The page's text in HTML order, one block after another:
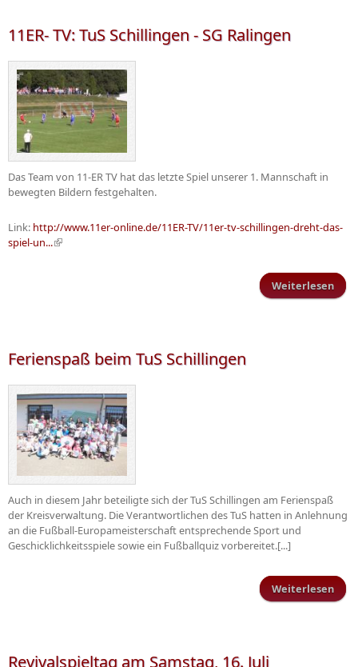
11ER- TV: TuS Schillingen - SG Ralingen
Das Team von 11-ER TV hat das letzte Spiel unserer 1. Mannschaft in
bewegten Bildern festgehalten.
Link: http://www.11er-online.de/11ER-TV/11er-tv-schillingen-dreht-das-
spiel-un...(Link ist extern)
Weiterlesen
Ferienspaß beim TuS Schillingen
Auch in diesem Jahr beteiligte sich der TuS Schillingen am Ferienspaß
der Kreisverwaltung. Die Verantwortlichen des TuS hatten in Anlehnung
an die Fußball-Europameisterschaft entsprechende Sport und
Geschicklichkeitsspiele sowie ein Fußballquiz vorbereitet.[...]
Weiterlesen
Revivalspieltag am Samstag, 16. Juli